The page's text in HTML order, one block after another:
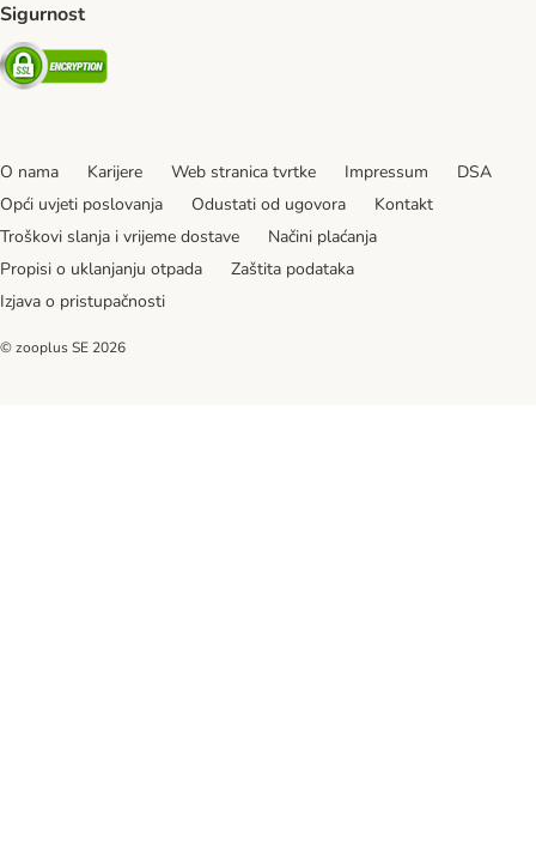
Sigurnost
Security
O nama Karijere Web stranica tvrtke Impressum
DSA
Opći uvjeti poslovanja
Odustati od ugovora
Kontakt
Troškovi slanja i vrijeme dostave
Načini plaćanja
Propisi o uklanjanju otpada
Zaštita podataka
Izjava o pristupačnosti
© zooplus SE 2026